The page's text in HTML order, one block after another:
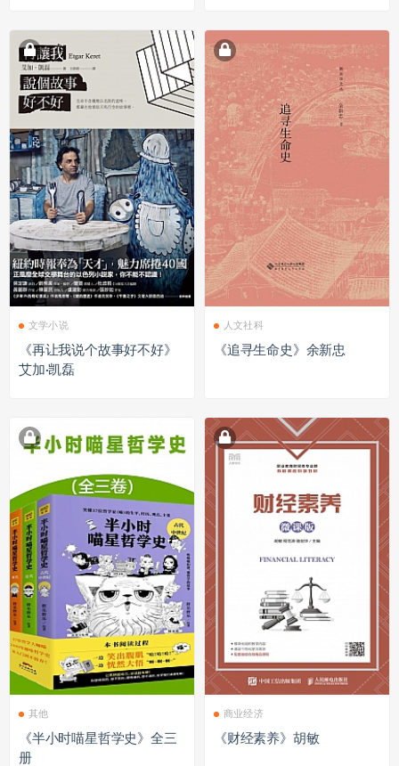
文学小说
《再让我说个故事好不好》
艾加·凯磊
人文社科
《追寻生命史》余新忠
其他
《半小时喵星哲学史》全三
册
商业经济
《财经素养》胡敏